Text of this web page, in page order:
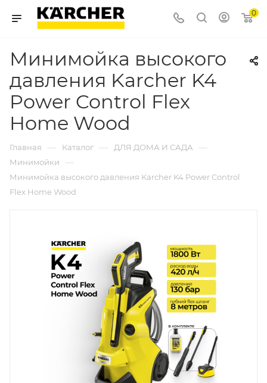
0
Минимойка высокого
давления Karcher K4
Power Control Flex
Home Wood
Главная — Каталог — ДЛЯ ДОМА И САДА —
Минимойки —
Минимойка высокого давления Karcher K4 Power Control
Flex Home Wood